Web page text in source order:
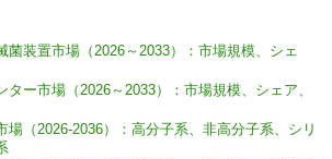
菌装置市場（2026～2033）：市場規模、シェ
ー市場（2026～2033）：市場規模、シェア、
場（2026-2036）：高分子系、非高分子系、シリ